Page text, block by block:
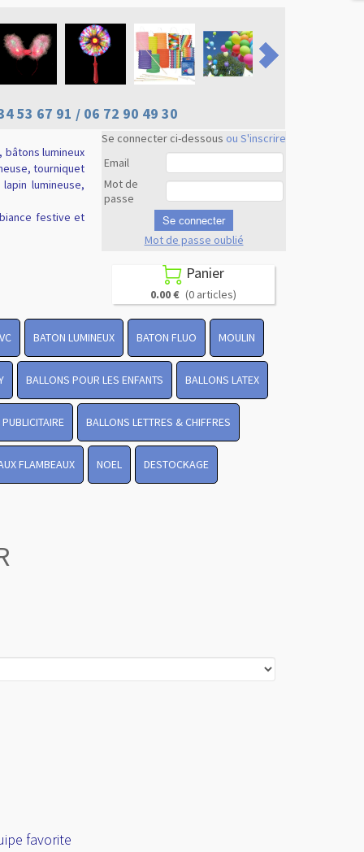
53 67 91 / 06 72 90 49 30
Se connecter ci-dessous ou S'inscrire
Email
Mot de
passe
Se connecter
Mot de passe oublié
haut
lumineux
tourniquet
lumineuse,
festive et
 Panier
0.00 € (0 articles)
BATON LUMINEUX BATON FLUO MOULIN
BALLONS POUR LES ENFANTS BALLONS LATEX
BALLONS LETTRES & CHIFFRES
FLAMBEAUX NOEL DESTOCKAGE
favorite